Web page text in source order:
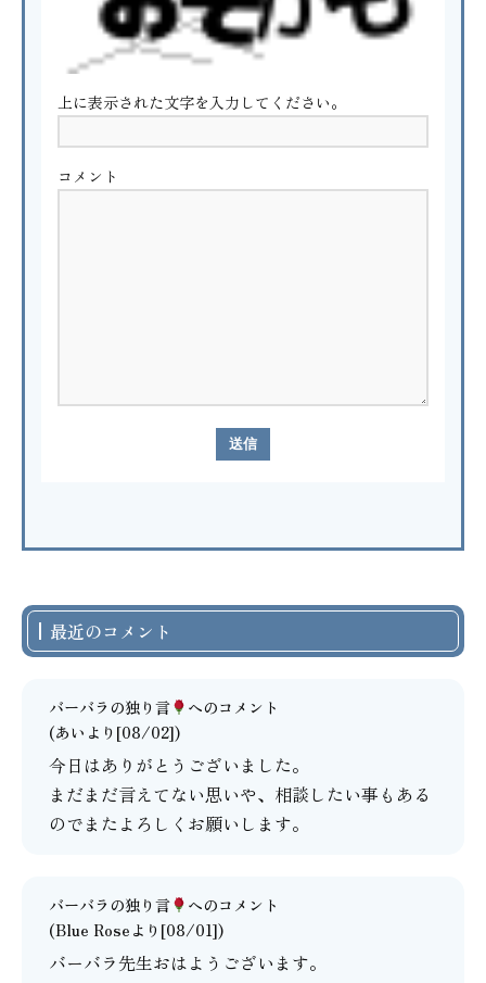
上に表示された文字を入力してください。
コメント
最近のコメント
バーバラの独り言
へのコメント
(あいより[08/02])
今日はありがとうございました。
まだまだ言えてない思いや、相談したい事もある
のでまたよろしくお願いします。
バーバラの独り言
へのコメント
(Blue Roseより[08/01])
バーバラ先生おはようございます。